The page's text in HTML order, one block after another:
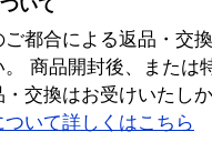
いて
ご都合による返品・交
。 商品開封後、または
・交換はお受けいたし
ついて詳しくはこちら